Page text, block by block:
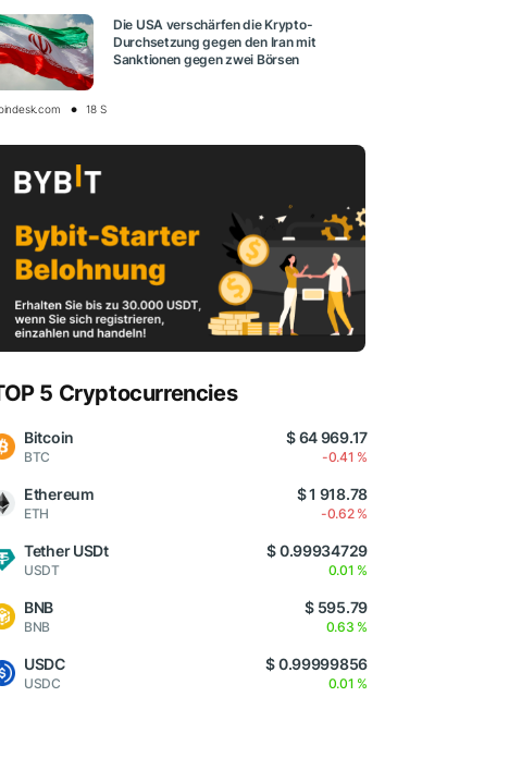
Die USA verschärfen die Krypto-
Durchsetzung gegen den Iran mit
Sanktionen gegen zwei Börsen
18 S
5 Cryptocurrencies
Bitcoin
BTC
$ 64 969.17
-0.41 %
Ethereum
ETH
$ 1 918.78
-0.62 %
Tether USDt
USDT
$ 0.99934729
0.01 %
BNB
BNB
$ 595.79
0.63 %
USDC
USDC
$ 0.99999856
0.01 %